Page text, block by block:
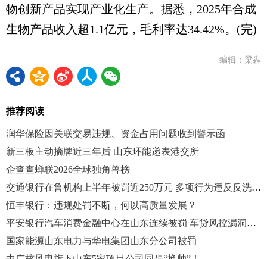
物创新产品实现产业化生产。据悉，2025年合成
生物产品收入超1.1亿元，毛利率达34.42%。(完)
编辑：梁犇
推荐阅读
润华保险因关联交易违规、资金占用问题收到警示函
新三板主动摘牌近三年后 山东环能递表港交所
企查查蝉联2026全球独角兽榜
交通银行在鲁机构上半年被罚近250万元 多项行为违反反洗钱法
恒丰银行：违规处罚不断，何以高质量发展？
平安银行汽车消费金融中心在山东连续被罚 车贷风控漏洞引关注
国家能源山东电力与华电集团山东分公司被罚